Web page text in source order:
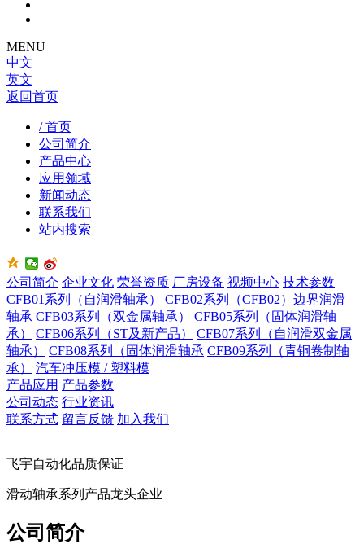
MENU
中文
英文
返回首页
/ 首页
公司简介
产品中心
应用领域
新闻动态
联系我们
站内搜索
公司简介 企业文化 荣誉资质 厂房设备 视频中心 技术参数
CFB01系列（自润滑轴承）
CFB02系列（CFB02）边界润滑
轴承 CFB03系列（双金属轴承）
CFB05系列（固体润滑轴
承）
CFB06系列（ST及新产品）
CFB07系列（自润滑双金属
轴承）
CFB08系列（固体润滑轴承 CFB09系列（青铜卷制轴
承）
汽车冲压模 / 塑料模
产品应用 产品参数
公司动态 行业资讯
联系方式 留言反馈 加入我们
飞宇自动化品质保证
滑动轴承系列产品龙头企业
公司简介